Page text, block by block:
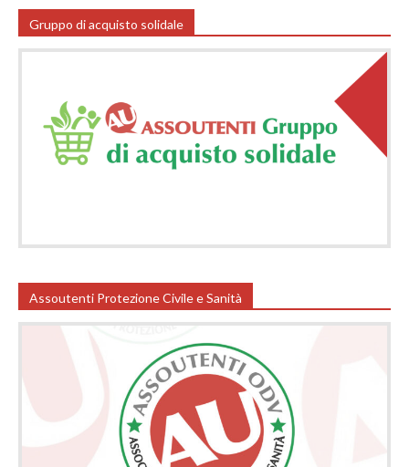
Gruppo di acquisto solidale
Assoutenti Protezione Civile e Sanità